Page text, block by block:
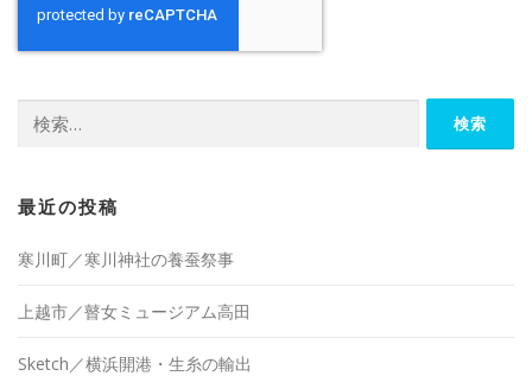
索:
最近の投稿
寒川町／寒川神社の養蚕祭事
上越市／瞽女ミュージアム高田
Sketch／横浜開港・生糸の輸出